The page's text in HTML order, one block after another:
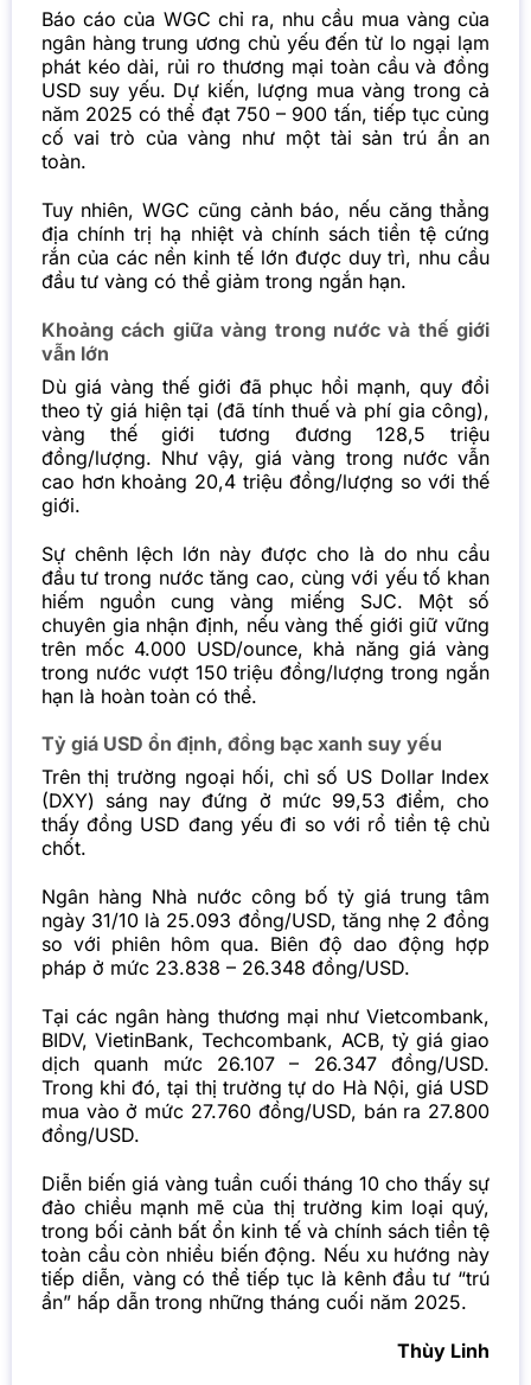
Báo cáo của WGC chỉ ra, nhu cầu mua vàng của
ngân hàng trung ương chủ yếu đến từ lo ngại lạm
phát kéo dài, rủi ro thương mại toàn cầu và đồng
USD suy yếu. Dự kiến, lượng mua vàng trong cả
năm 2025 có thể đạt 750 – 900 tấn, tiếp tục củng
cố vai trò của vàng như một tài sản trú ẩn an
toàn.
Tuy nhiên, WGC cũng cảnh báo, nếu căng thẳng
địa chính trị hạ nhiệt và chính sách tiền tệ cứng
rắn của các nền kinh tế lớn được duy trì, nhu cầu
đầu tư vàng có thể giảm trong ngắn hạn.
Khoảng cách giữa vàng trong nước và thế giới
vẫn lớn
Dù giá vàng thế giới đã phục hồi mạnh, quy đổi
theo tỷ giá hiện tại (đã tính thuế và phí gia công),
vàng thế giới tương đương 128,5 triệu
đồng/lượng. Như vậy, giá vàng trong nước vẫn
cao hơn khoảng 20,4 triệu đồng/lượng so với thế
giới.
Sự chênh lệch lớn này được cho là do nhu cầu
đầu tư trong nước tăng cao, cùng với yếu tố khan
hiếm nguồn cung vàng miếng SJC. Một số
chuyên gia nhận định, nếu vàng thế giới giữ vững
trên mốc 4.000 USD/ounce, khả năng giá vàng
trong nước vượt 150 triệu đồng/lượng trong ngắn
hạn là hoàn toàn có thể.
Tỷ giá USD ổn định, đồng bạc xanh suy yếu
Trên thị trường ngoại hối, chỉ số US Dollar Index
(DXY) sáng nay đứng ở mức 99,53 điểm, cho
thấy đồng USD đang yếu đi so với rổ tiền tệ chủ
chốt.
Ngân hàng Nhà nước công bố tỷ giá trung tâm
ngày 31/10 là 25.093 đồng/USD, tăng nhẹ 2 đồng
so với phiên hôm qua. Biên độ dao động hợp
pháp ở mức 23.838 – 26.348 đồng/USD.
Tại các ngân hàng thương mại như Vietcombank,
BIDV, VietinBank, Techcombank, ACB, tỷ giá giao
dịch quanh mức 26.107 – 26.347 đồng/USD.
Trong khi đó, tại thị trường tự do Hà Nội, giá USD
mua vào ở mức 27.760 đồng/USD, bán ra 27.800
đồng/USD.
Diễn biến giá vàng tuần cuối tháng 10 cho thấy sự
đảo chiều mạnh mẽ của thị trường kim loại quý,
trong bối cảnh bất ổn kinh tế và chính sách tiền tệ
toàn cầu còn nhiều biến động. Nếu xu hướng này
tiếp diễn, vàng có thể tiếp tục là kênh đầu tư “trú
ẩn” hấp dẫn trong những tháng cuối năm 2025.
Thùy Linh